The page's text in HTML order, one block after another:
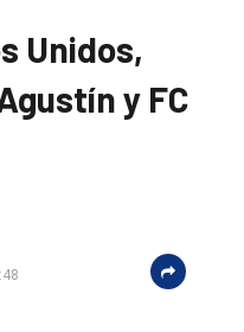
Unidos,
y FC